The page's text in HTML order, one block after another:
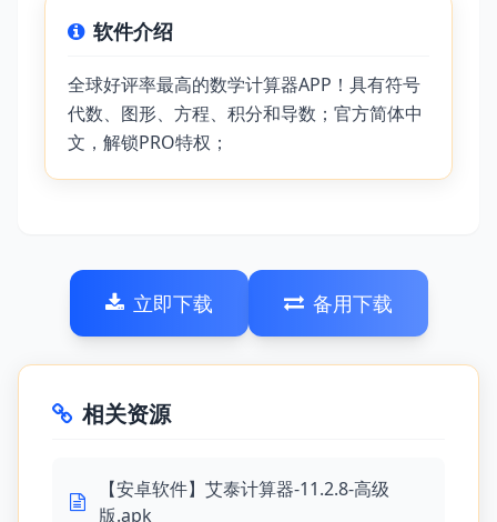
软件介绍
全球好评率最高的数学计算器APP！具有符号
代数、图形、方程、积分和导数；官方简体中
文，解锁PRO特权；
立即下载 备用下载
相关资源
【安卓软件】艾泰计算器-11.2.8-高级
版.apk